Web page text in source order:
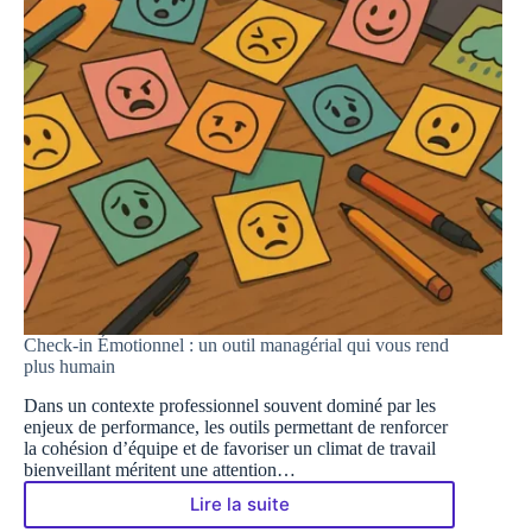
Check-in Émotionnel : un outil managérial qui vous rend
plus humain
Dans un contexte professionnel souvent dominé par les
enjeux de performance, les outils permettant de renforcer
la cohésion d’équipe et de favoriser un climat de travail
bienveillant méritent une attention…
Lire la suite
Check-